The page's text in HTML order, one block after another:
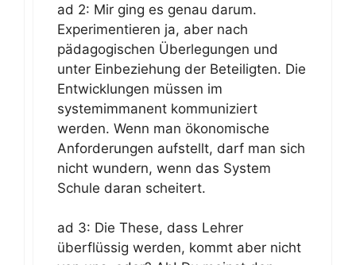
ad 2: Mir ging es genau darum.
Experimentieren ja, aber nach
pädagogischen Überlegungen und
unter Einbeziehung der Beteiligten. Die
Entwicklungen müssen im
systemimmanent kommuniziert
werden. Wenn man ökonomische
Anforderungen aufstellt, darf man sich
nicht wundern, wenn das System
Schule daran scheitert.
ad 3: Die These, dass Lehrer
überflüssig werden, kommt aber nicht